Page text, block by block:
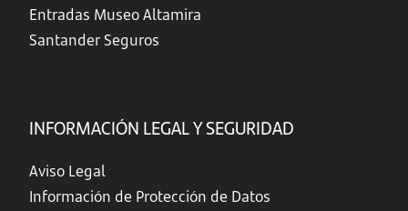
Entradas Museo Altamira
Santander Seguros
INFORMACIÓN LEGAL Y SEGURIDAD
Aviso Legal
Información de Protección de Datos